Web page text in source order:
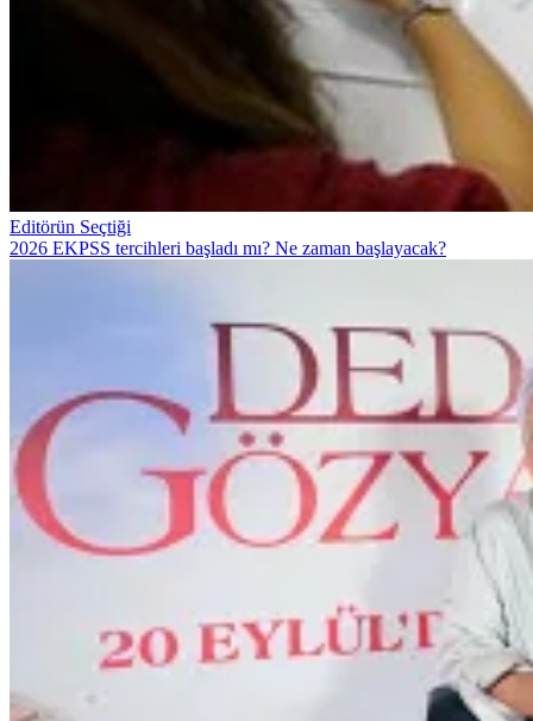
Editörün Seçtiği
2026 EKPSS tercihleri başladı mı? Ne zaman başlayacak?